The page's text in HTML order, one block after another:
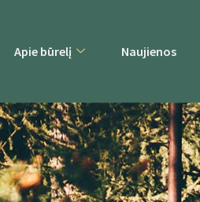
Apie būrelį Naujienos